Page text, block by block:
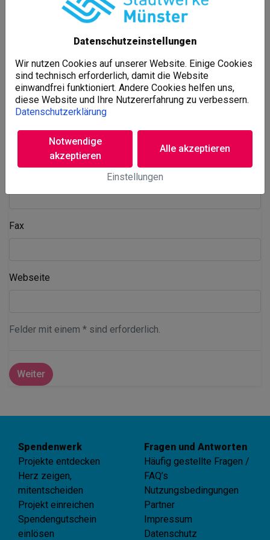
Datenschutzeinstellungen
Wir nutzen Cookies auf unserer Website. Einige Cookies
sind technisch erforderlich, damit die Website
einwandfrei funktioniert. Andere Cookies helfen uns,
diese Website und Ihre Nutzererfahrung zu verbessern.
Datenschutzerklärung
Notwendige
akzeptieren
Alle akzeptieren
Einstellungen
Ort*
Telefon der Organisation*
Fax
Webseite
Felder mit einem * sind erforderlich.
Weiter
Spendenwerk
Projekte entdecken
Herz zeigen,
mitentscheiden
Projekt einreichen
Spendengutschein
einlösen
Fragen und Antworten
Häufig gestellte Fragen /
FAQ’s
Nutzungsbedingungen
Partner
Impressum
Datenschutz